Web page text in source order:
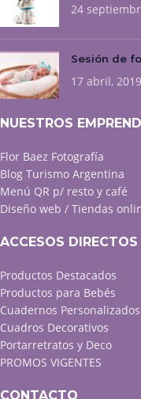
24
Sesión de
17 abril, 2019
NUESTROS
Flor Baez Fotografía
Blog Turismo Argentina
Menú QR p/ resto y café
Diseño web / Tiendas
ACCESOS DIRECTOS
Productos Destacados
Productos para Bebés
Cuadernos Personalizados
Cuadros Decorativos
Portarretratos y Deco
PROMOS VIGENTES
CONTACTO